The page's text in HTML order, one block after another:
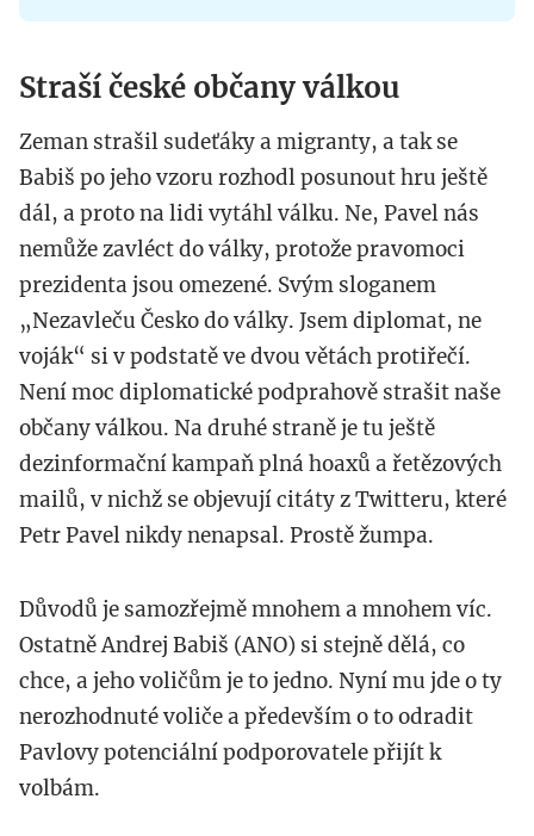
Straší české občany válkou
Zeman strašil sudeťáky a migranty, a tak se
Babiš po jeho vzoru rozhodl posunout hru ještě
dál, a proto na lidi vytáhl válku. Ne, Pavel nás
nemůže zavléct do války, protože pravomoci
prezidenta jsou omezené. Svým sloganem
„Nezavleču Česko do války. Jsem diplomat, ne
voják“ si v podstatě ve dvou větách protiřečí.
Není moc diplomatické podprahově strašit naše
občany válkou. Na druhé straně je tu ještě
dezinformační kampaň plná hoaxů a řetězových
mailů, v nichž se objevují citáty z Twitteru, které
Petr Pavel nikdy nenapsal. Prostě žumpa.
Důvodů je samozřejmě mnohem a mnohem víc.
Ostatně Andrej Babiš (ANO) si stejně dělá, co
chce, a jeho voličům je to jedno. Nyní mu jde o ty
nerozhodnuté voliče a především o to odradit
Pavlovy potenciální podporovatele přijít k
volbám.